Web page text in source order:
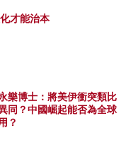
才能治本
樂博士：將美伊衝突類比
同？中國崛起能否為全球
？